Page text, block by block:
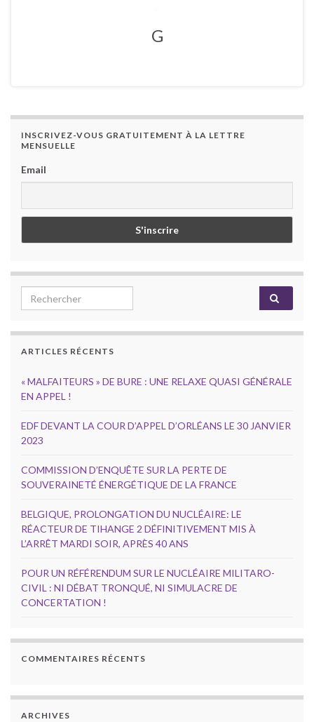
G
INSCRIVEZ-VOUS GRATUITEMENT À LA LETTRE
MENSUELLE
Email
Search for:
ARTICLES RÉCENTS
« MALFAITEURS » DE BURE : UNE RELAXE QUASI GÉNÉRALE
EN APPEL !
EDF DEVANT LA COUR D’APPEL D’ORLÉANS LE 30 JANVIER
2023
COMMISSION D’ENQUÊTE SUR LA PERTE DE
SOUVERAINETÉ ÉNERGÉTIQUE DE LA FRANCE
BELGIQUE, PROLONGATION DU NUCLÉAIRE: LE
RÉACTEUR DE TIHANGE 2 DÉFINITIVEMENT MIS À
L’ARRÊT MARDI SOIR, APRÈS 40 ANS
POUR UN RÉFÉRENDUM SUR LE NUCLÉAIRE MILITARO-
CIVIL : NI DÉBAT TRONQUÉ, NI SIMULACRE DE
CONCERTATION !
COMMENTAIRES RÉCENTS
ARCHIVES